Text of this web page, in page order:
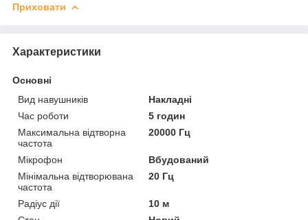
Приховати
Характеристики
Основні
Вид навушників
Накладні
Час роботи
5 годин
Максимальна відтворна
частота
20000 Гц
Мікрофон
Вбудований
Мінімальна відтворювана
частота
20 Гц
Радіус дії
10 м